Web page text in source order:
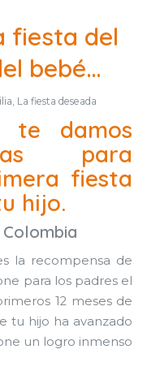
fiesta del
bebé…
La fiesta deseada
te damos
para
fiesta
hijo.
la recompensa de
para los padres el
12 meses de
tu hijo ha avanzado
un logro inmenso